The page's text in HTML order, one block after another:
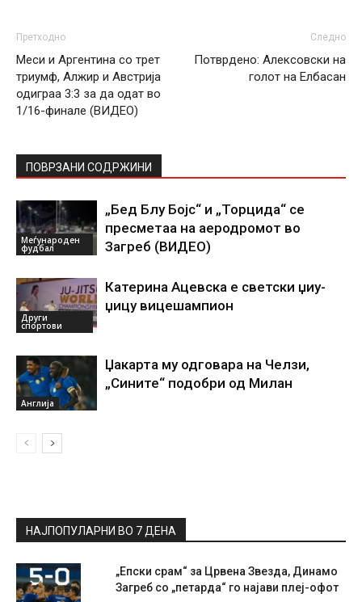
Претходно
Меси и Аргентина со трет
триумф, Алжир и Австрија
одиграа 3:3 за да одат во
1/16-финале (ВИДЕО)
Следно
Потврдено: Алексовски на
голот на Елбасан
ПОВРЗАНИ СОДРЖИНИ
Меѓународен
фудбал
„Бед Блу Бојс“ и „Торцида“ се
пресметаа на аеродромот во
Загреб (ВИДЕО)
Други
спортови
Катерина Ацевска е светски џиу-
џицу вицешампион
Англија
Џакарта му одговара на Челзи,
„Сините“ подобри од Милан
НАЈПОПУЛАРНИ ВО 7 ДЕНА
„Епски срам“ за Црвена Звезда, Динамо
Загреб со „петарда“ го најави плеј-офот